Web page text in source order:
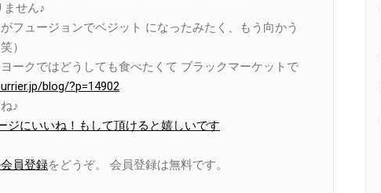
せん♪
フュージョンでベジット になったみたく、もう向かう
）
ークではどうしても食べたくて ブラックマーケットで
blog/?p=14902
♪
ジにいいね！もして頂けると嬉しいです
員登録をどうぞ。 会員登録は無料です。